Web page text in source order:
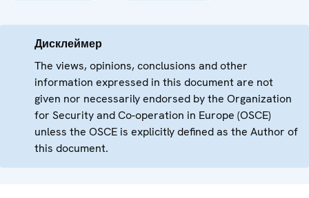
Дисклеймер
The views, opinions, conclusions and other
information expressed in this document are not
given nor necessarily endorsed by the Organization
for Security and Co-operation in Europe (OSCE)
unless the OSCE is explicitly defined as the Author of
this document.